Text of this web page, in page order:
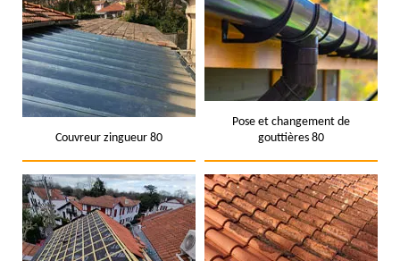
Couvreur zingueur 80
Pose et changement de
gouttières 80